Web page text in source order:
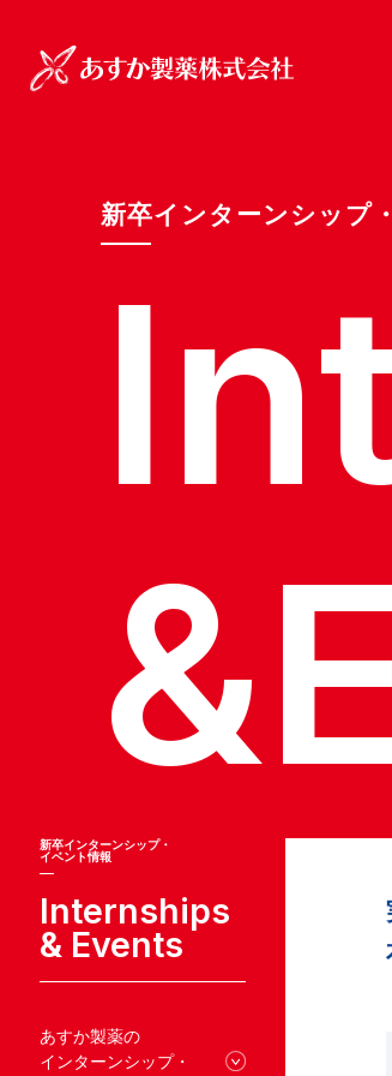
新卒インターンシップ
In
&
新卒インターンシップ・
イベント情報
Internships
& Events
あすか製薬の
インターンシップ・